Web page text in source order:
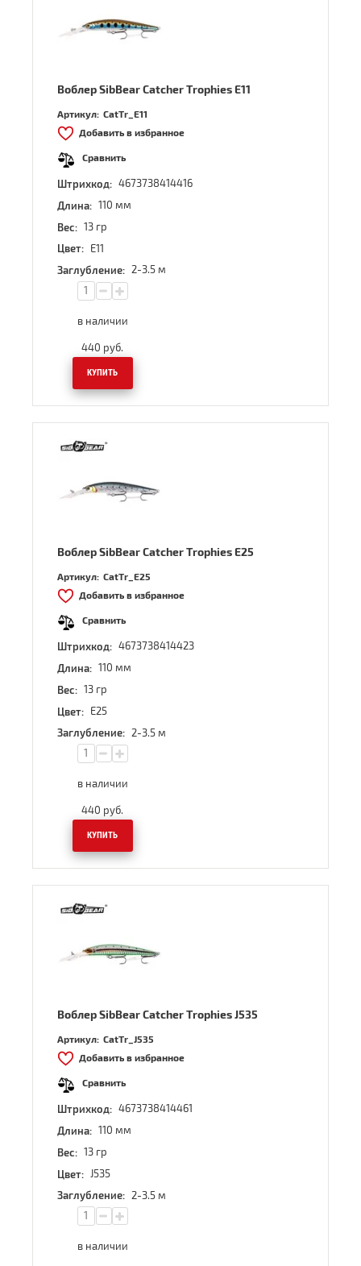
Воблер SibBear Catcher Trophies E11
Артикул: CatTr_E11
Добавить в избранное
Сравнить
Штрихкод: 4673738414416
Длина: 110 мм
Вес: 13 гр
Цвет: E11
Заглубление: 2-3.5 м
в наличии
440 руб.
КУПИТЬ
Воблер SibBear Catcher Trophies E25
Артикул: CatTr_E25
Добавить в избранное
Сравнить
Штрихкод: 4673738414423
Длина: 110 мм
Вес: 13 гр
Цвет: E25
Заглубление: 2-3.5 м
в наличии
440 руб.
КУПИТЬ
Воблер SibBear Catcher Trophies J535
Артикул: CatTr_J535
Добавить в избранное
Сравнить
Штрихкод: 4673738414461
Длина: 110 мм
Вес: 13 гр
Цвет: J535
Заглубление: 2-3.5 м
в наличии